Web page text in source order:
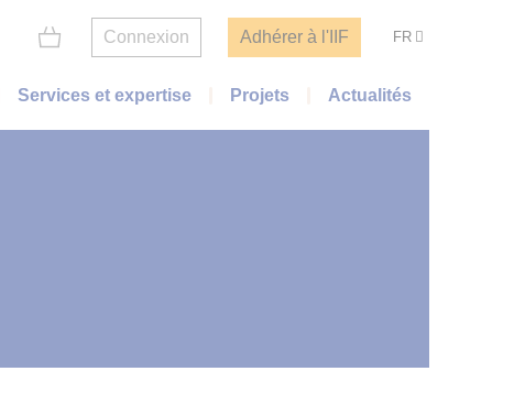
Connexion Adhérer à l'IIF FR
Services et expertise Projets Actualités